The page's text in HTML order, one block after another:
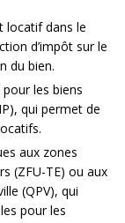
locatif dans le
d’impôt sur le
du bien.
les biens
qui permet de
aux zones
(ZFU-TE) ou aux
(QPV), qui
pour les